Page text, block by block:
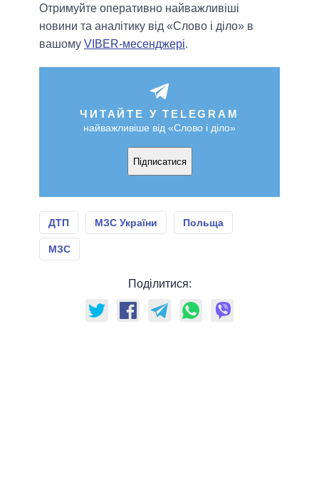
Отримуйте оперативно найважливіші
новини та аналітику від «Слово і діло» в
вашому VIBER-месенджері.
ЧИТАЙТЕ У TELEGRAM
найважливіше від «Слово і діло»
Підписатися
ДТП МЗС України Польща
МЗС
Поділитися: